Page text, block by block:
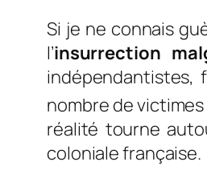
Si je ne connais
l’insurrection
indépendantistes,
nombre de
réalité tourne
coloniale française.